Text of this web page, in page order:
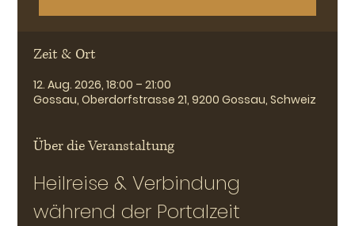
Zeit & Ort
12. Aug. 2026, 18:00 – 21:00
Gossau, Oberdorfstrasse 21, 9200 Gossau, Schweiz
Über die Veranstaltung
Heilreise & Verbindung
während der Portalzeit